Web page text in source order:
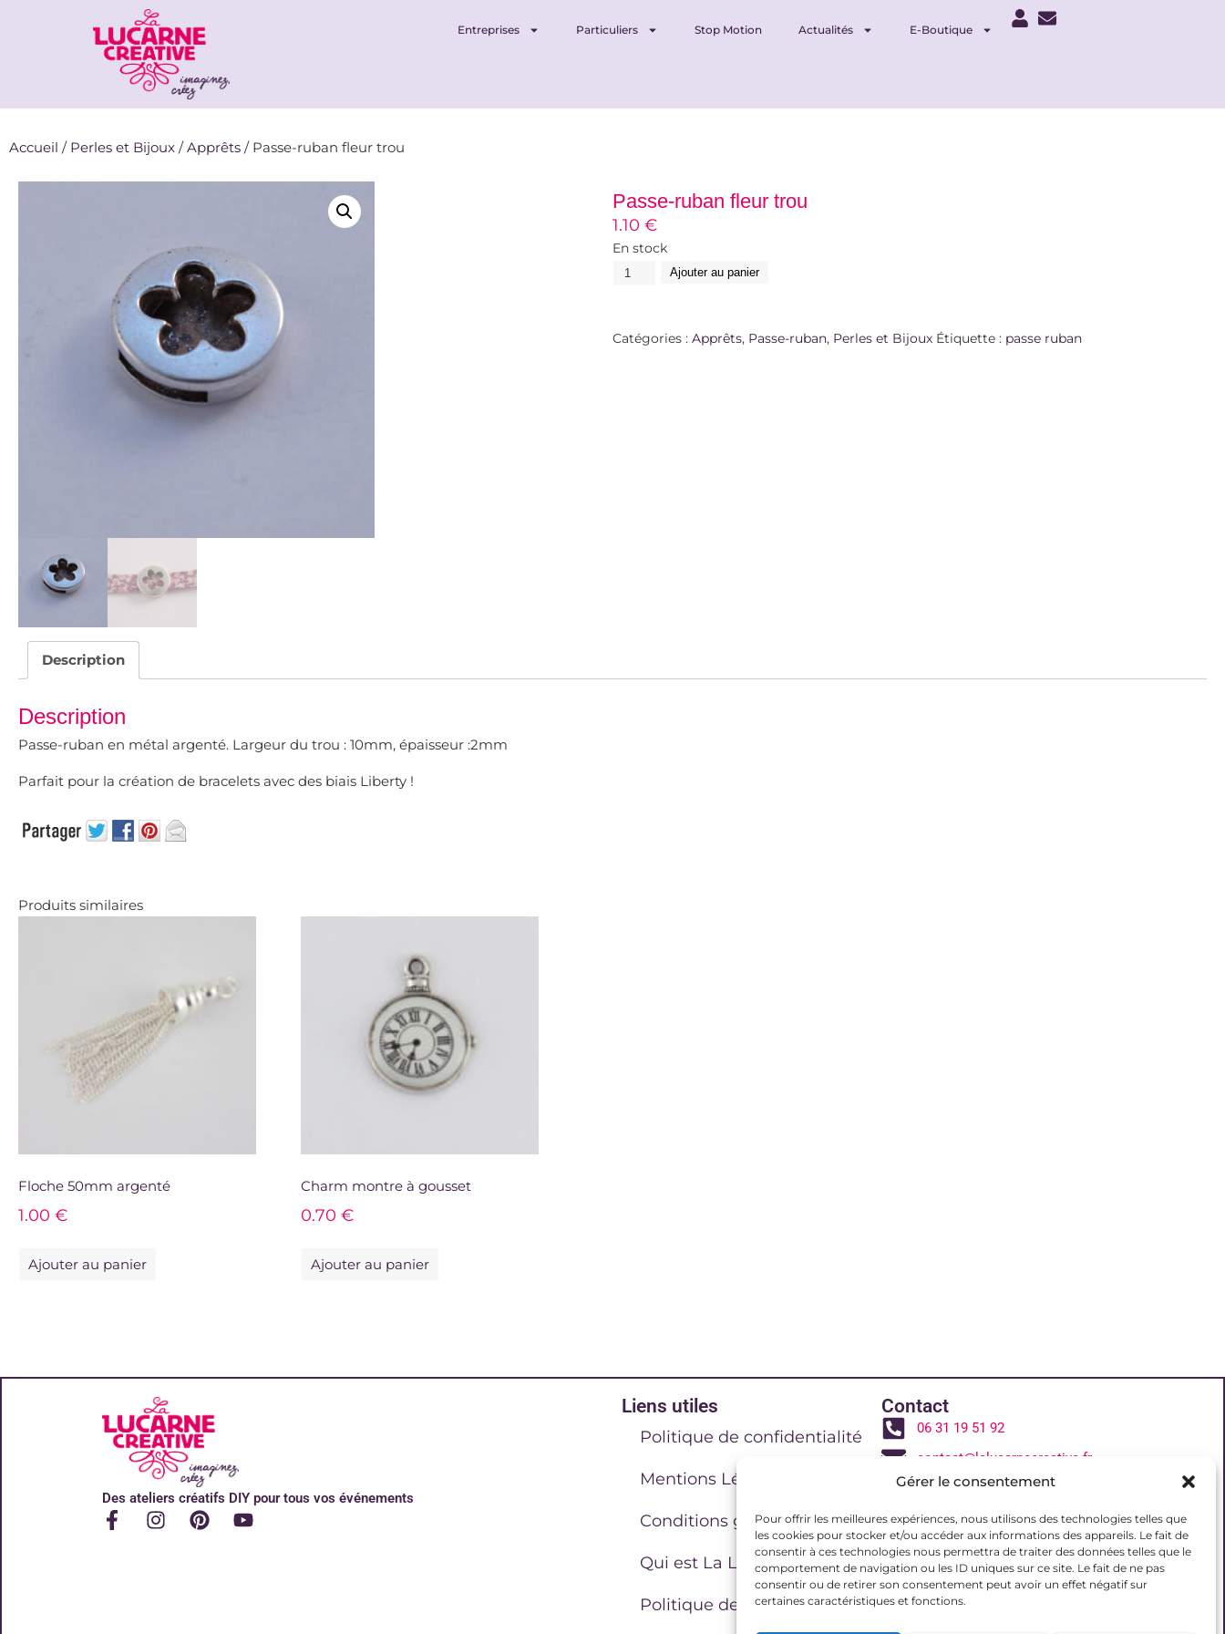
Gérer le consentement
Pour offrir les meilleures expériences, nous utilisons des technologies telles que
les cookies pour stocker et/ou accéder aux informations des appareils. Le fait de
consentir à ces technologies nous permettra de traiter des données telles que le
comportement de navigation ou les ID uniques sur ce site. Le fait de ne pas
consentir ou de retirer son consentement peut avoir un effet négatif sur
certaines caractéristiques et fonctions.
Entreprises Particuliers Stop Motion Actualités E-Boutique
Accueil / Perles et Bijoux /Apprêts / Passe-ruban fleur trou
Passe-ruban fleur trou
1.10 €
En stock
Ajouter au panier
Catégories : Apprêts, Passe-ruban, Perles et Bijoux Étiquette : passe ruban
Description
Description
Passe-ruban en métal argenté. Largeur du trou : 10mm, épaisseur :2mm
Parfait pour la création de bracelets avec des biais Liberty !
Produits similaires
Floche 50mm argenté
1.00 €
Ajouter au panier
Charm montre à gousset
0.70€
Ajouter au panier
Des ateliers créatifs DIY pour tous vos événements
Liens utiles
Politique de confidentialité
Mentions Légales
Conditions générales de vente
Qui est La Lucarne Creative
Politique de cookies (UE)
Contact
06 31 19 51 92
contact@lalucarnecreative.fr
77700 Magny le Hongre